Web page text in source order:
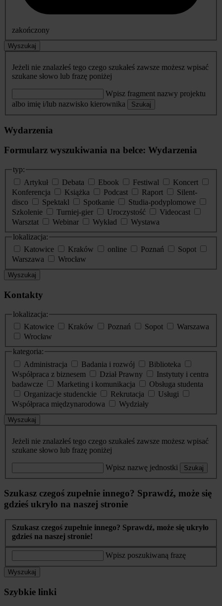
zakończony
Wyszukaj
Jeżeli nie znalazłeś tego czego szukałeś zawsze możesz wpisać
szukane słowo lub frazę poniżej
Wpisz fragment nazwy projektu
albo imię i/lub nazwisko kierownika
Szukaj
Wydarzenia
Formularz wyszukiwania na belce: Wydarzenia
typ:
Artykuł
Debata Ebook Festiwal
Koncert
Konferencja
Książka Podcast Raport
Silent-
disco
Spektakl Spotkanie
Studia-podyplomowe
Szkolenie
Turniej-gier Uroczystość
Videocast
Warsztat
Webinar Wykład
Wystawa
lokalizacja:
Katowice
Kraków online Poznań
Sopot
Warszawa
Wrocław
Wyszukaj
Kontakty
lokalizacja:
Katowice
Kraków Poznań Sopot
Warszawa
Wrocław
kategoria:
Administracja
Badania i rozwój
Biblioteka
Współpraca z biznesem
Dział Prawny
Instytuty i centra
badawcze
Marketing i komunikacja
Obsługa studenta
Organizacje studenckie
Rekrutacja
Usługi
Współpraca międzynarodowa
Wydziały
Wyszukaj
Jeżeli nie znalazłeś tego czego szukałeś zawsze możesz wpisać
szukane słowo lub frazę poniżej
Wpisz nazwę jednostki Szukaj
Szukasz czegoś zupełnie innego? Sprawdź, może się
gdzieś ukryło na naszej stronie
Szukasz czegoś zupełnie innego? Sprawdź, może się ukryło
gdzieś na naszej stronie!
Wpisz poszukiwaną frazę
Wyszukaj
Szybkie linki